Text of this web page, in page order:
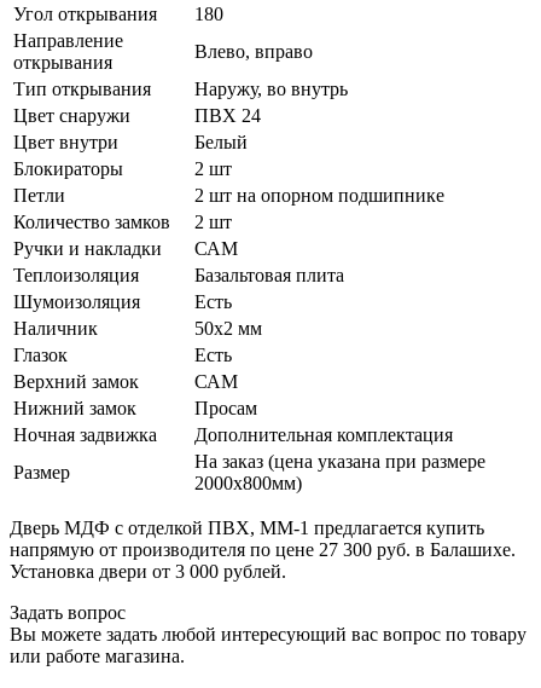
Угол открывания
180
Направление
открывания
Влево, вправо
Тип открывания
Наружу, во внутрь
Цвет снаружи
ПВХ 24
Цвет внутри
Белый
Блокираторы
2 шт
Петли
2 шт на опорном подшипнике
Количество замков
2 шт
Ручки и накладки
САМ
Теплоизоляция
Базальтовая плита
Шумоизоляция
Есть
Наличник
50х2 мм
Глазок
Есть
Верхний замок
САМ
Нижний замок
Просам
Ночная задвижка
Дополнительная комплектация
Размер
На заказ (цена указана при размере
2000х800мм)
Дверь МДФ с отделкой ПВХ, ММ-1 предлагается купить
напрямую от производителя по цене 27 300 руб. в Балашихе.
Установка двери от 3 000 рублей.
Задать вопрос
Вы можете задать любой интересующий вас вопрос по товару
или работе магазина.